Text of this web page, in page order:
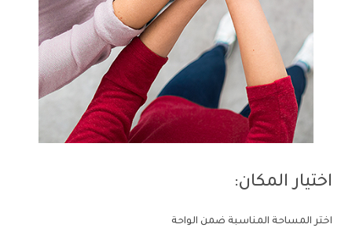
اختيار المكان:
اختر المساحة المناسبة ضمن الواحة